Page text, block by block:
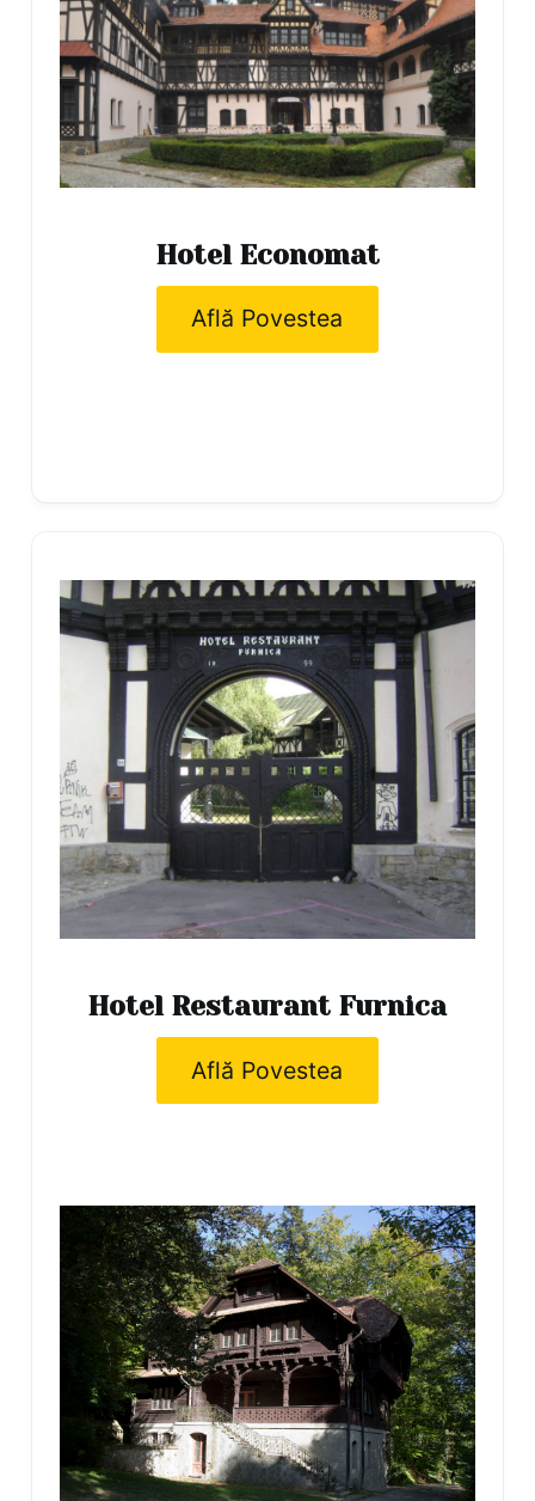
Hotel Economat
Află Povestea
Hotel Restaurant Furnica
Află Povestea